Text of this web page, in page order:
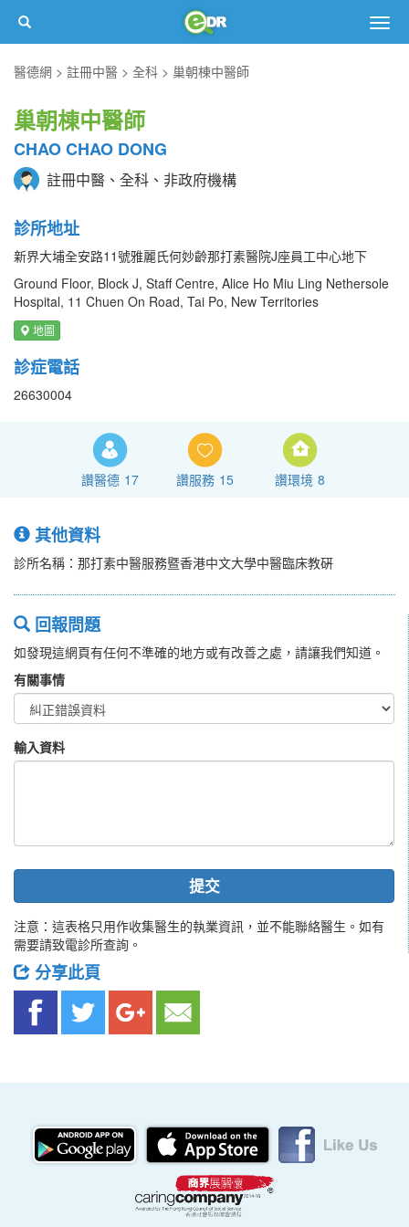
醫德網
註冊中醫 全科 巢朝棟中醫師
巢朝棟中醫師
CHAO CHAO DONG
註冊中醫、全科、非政府機構
診所地址
新界大埔全安路11號雅麗氏何妙齡那打素醫院J座員工中心地下
Ground Floor, Block J, Staff Centre, Alice Ho Miu Ling Nethersole
Hospital, 11 Chuen On Road, Tai Po, New Territories
地圖
診症電話
26630004
讚醫德 17 讚服務 15 讚環境 8
其他資料
診所名稱：那打素中醫服務暨香港中文大學中醫臨床教硏
回報問題
如發現這網頁有任何不準確的地方或有改善之處，請讓我們知道。
有關事情
輸入資料
提交
注意：這表格只用作收集醫生的執業資訊，並不能聯絡醫生。如有
需要請致電診所查詢。
分享此頁